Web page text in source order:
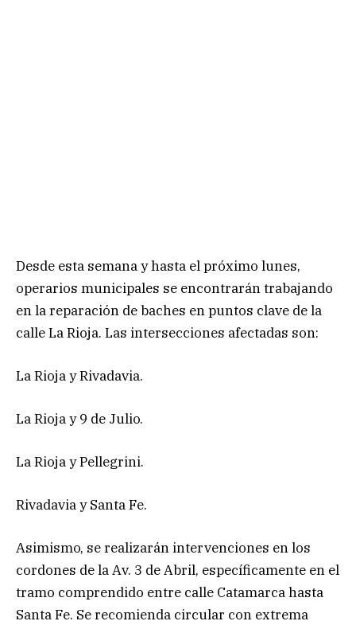
Desde esta semana y hasta el próximo lunes,
operarios municipales se encontrarán trabajando
en la reparación de baches en puntos clave de la
calle La Rioja. Las intersecciones afectadas son:
La Rioja y Rivadavia.
La Rioja y 9 de Julio.
La Rioja y Pellegrini.
Rivadavia y Santa Fe.
Asimismo, se realizarán intervenciones en los
cordones de la Av. 3 de Abril, específicamente en el
tramo comprendido entre calle Catamarca hasta
Santa Fe. Se recomienda circular con extrema